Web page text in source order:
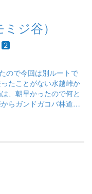
ジ谷）
2
ので今回は別ルートで
す。 カヤンボ